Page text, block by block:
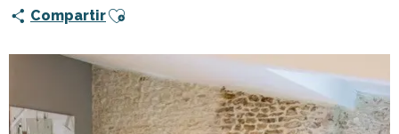
CompartirAjouter aux favoris